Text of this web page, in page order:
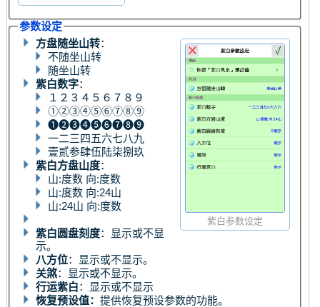
参数设定
紫白参数设定
方盘随坐山转：
不随坐山转
随坐山转
紫白数字：
１２３４５６７８９
➀➁➂➃➄➅➆➇➈
❶❷❸❹❺❻❼❽❾
一二三四五六七八九
壹贰参肆伍陆柒捌玖
紫白方盘山度：
山:度数 向:度数
山:度数 向:24山
山:24山 向:度数
紫白圆盘刻度：显示或不显
示。
八方位：显示或不显示。
关煞：显示或不显示。
行运紫白：显示或不显示
恢复预设值：提供恢复预设参数的功能。